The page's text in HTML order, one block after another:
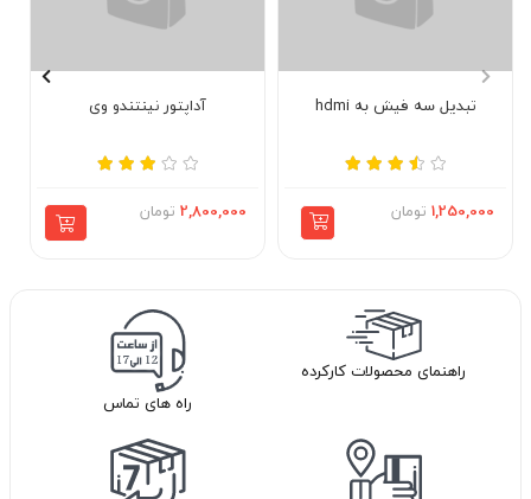
تبدیل سه فیش به hdmi
1,250,000 تومان
آداپتور نینتندو وی
2,800,000 تومان
راهنمای محصولات کارکرده
راه های تماس